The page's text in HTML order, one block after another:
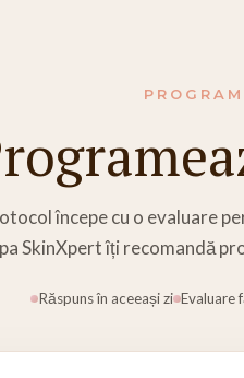
începe cu o evaluare
SkinXpert îți recomandă
Răspuns în aceeași zi Evaluare